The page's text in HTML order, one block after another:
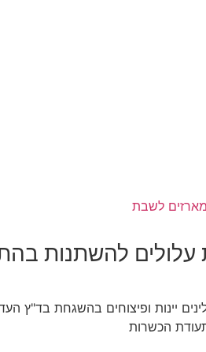
מארזים לשבת
עלולים להשתנות
יינות ופיצוחים בהשגחת בד"ץ
הכשרות